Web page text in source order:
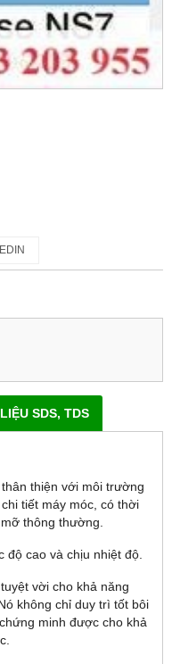
SDS, TDS
thiện với môi trường
tiết máy móc, có thời
thông thường.
độ cao và chịu nhiệt độ.
vời cho khả năng
không chỉ duy trì tốt bôi
minh được cho khả